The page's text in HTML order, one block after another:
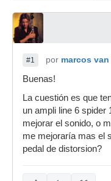
#1 por marcos
Buenas!
La cuestión es que
un ampli line 6 spider
mejorar el sonido, o
me mejoraría mas el
pedal de distorsion?